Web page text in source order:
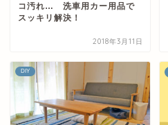
コ汚れ… 洗車用カー用品で
スッキリ解決！
2018年3月11日
DIY